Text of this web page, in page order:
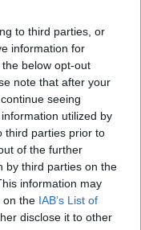
to third parties, or
information for
below opt-out
note that after your
seeing
utilized by
third parties prior to
of the further
by third parties on the
information may
on the IAB’s List of
disclose it to other
των βουνών,
από
θα βρείτε
ισπανική
μέρος της
Ordesa-
παραδείσου με
πεύκης και